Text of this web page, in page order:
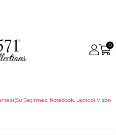
0
Geçirmez, Notebook, Laptop) Vizon